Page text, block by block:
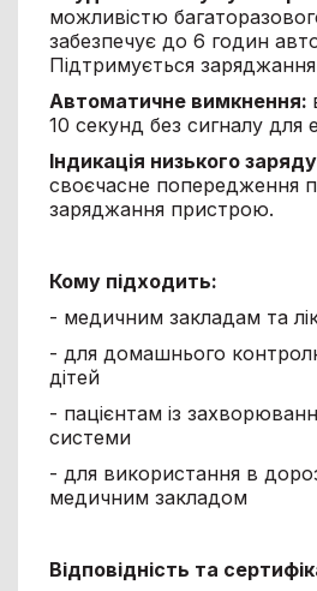
можливістю
забезпечує до 6 годин
Підтримується
Автоматичне вимкнення:
10 секунд без сигналу для
Індикація низького
своєчасне попередження
заряджання пристрою.
Кому підходить:
- медичним закладам та
- для домашнього
дітей
- пацієнтам із
системи
- для використання в
медичним закладом
Відповідність та